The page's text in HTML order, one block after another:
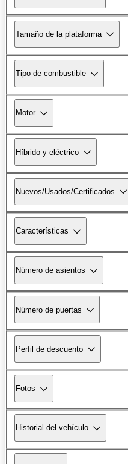
Tamaño de la plataforma
Tipo de combustible
Motor
Híbrido y eléctrico
Nuevos/Usados/Certificados
Características
Número de asientos
Número de puertas
Perfil de descuento
Fotos
Historial del vehículo